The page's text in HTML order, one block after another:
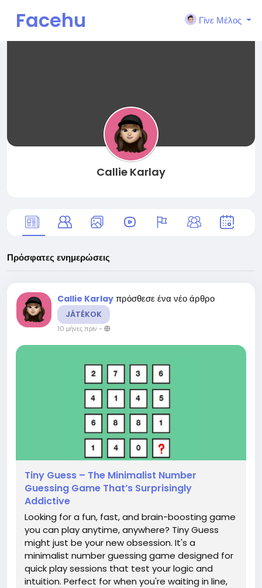
Facehu
Γίνε Μέλος
Callie Karlay
Πρόσφατες ενημερώσεις
Callie Karlay πρόσθεσε ένα νέο άρθρο
JÁTÉKOK
10 μήνες πριν -
Tiny Guess – The Minimalist Number
Guessing Game That’s Surprisingly
Addictive
Looking for a fun, fast, and brain-boosting game
you can play anytime, anywhere? Tiny Guess
might just be your new obsession. It's a
minimalist number guessing game designed for
quick play sessions that test your logic and
intuition. Perfect for when you're waiting in line,